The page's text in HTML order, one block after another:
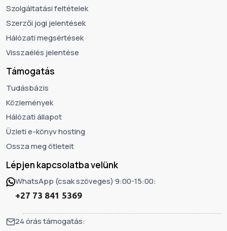
Szolgáltatási feltételek
Szerzői jogi jelentések
Hálózati megsértések
Visszaélés jelentése
Támogatás
Tudásbázis
Közlemények
Hálózati állapot
Üzleti e-könyv hosting
Ossza meg ötleteit
Lépjen kapcsolatba velünk
WhatsApp (csak szöveges) 9:00-15:00:
+27 73 841 5369
24 órás támogatás: